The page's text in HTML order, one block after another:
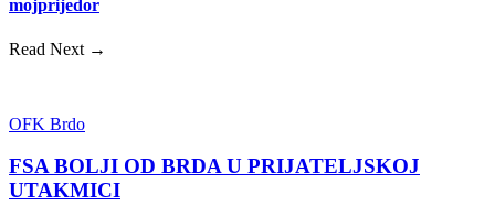
mojprijedor
Read Next →
OFK Brdo
FSA BOLJI OD BRDA U PRIJATELJSKOJ
UTAKMICI